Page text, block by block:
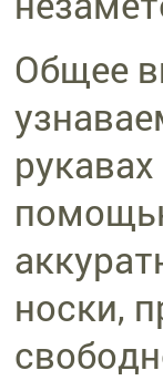
Общее
носки,